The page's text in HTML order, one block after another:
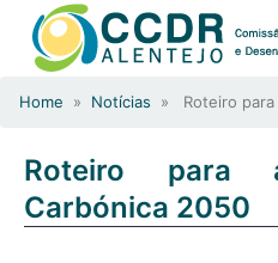
Home » Notícias » Roteiro para
Roteiro para
Carbónica 2050